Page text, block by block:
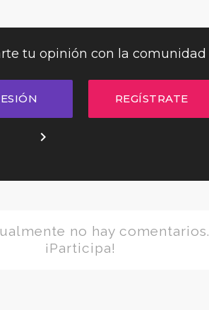
tu opinión con la comunidad
chevron_right
REGÍSTRATE
no hay comentarios.
¡Participa!